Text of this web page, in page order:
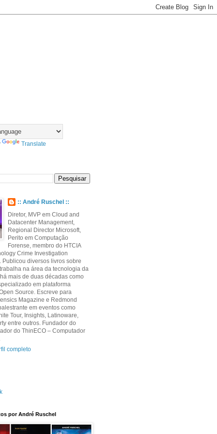
Translate
:: André Ruschel ::
Diretor, MVP em Cloud and
Datacenter Management,
Regional Director Microsoft,
Perito em Computação
Forense, membro do HTCIA
Crime Investigation
Publicou diversos livros sobre
na área da tecnologia da
mais de duas décadas como
em plataforma
Source. Escreve para
Magazine e Redmond
em eventos como
Tour, Insights, Latinoware,
entre outros. Fundador do
do ThinECO – Computador
completo
por André Ruschel